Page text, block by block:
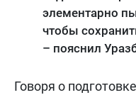
элементарно
чтобы
– пояснил
Говоря о